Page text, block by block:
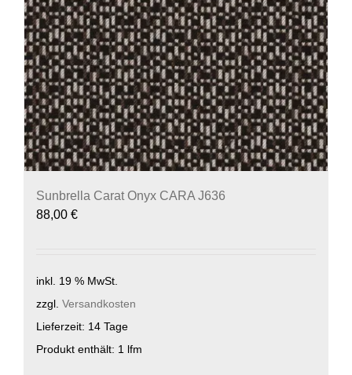
Sunbrella Carat Onyx CARA J636
88,00 €
inkl. 19 % MwSt.
zzgl. Versandkosten
Lieferzeit: 14 Tage
Produkt enthält: 1 lfm